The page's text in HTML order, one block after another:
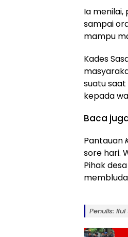
Ia
sampai
mampu
Kades
suatu
kepada
Baca
Pantauan
sore hari.
Pihak
Penulis: